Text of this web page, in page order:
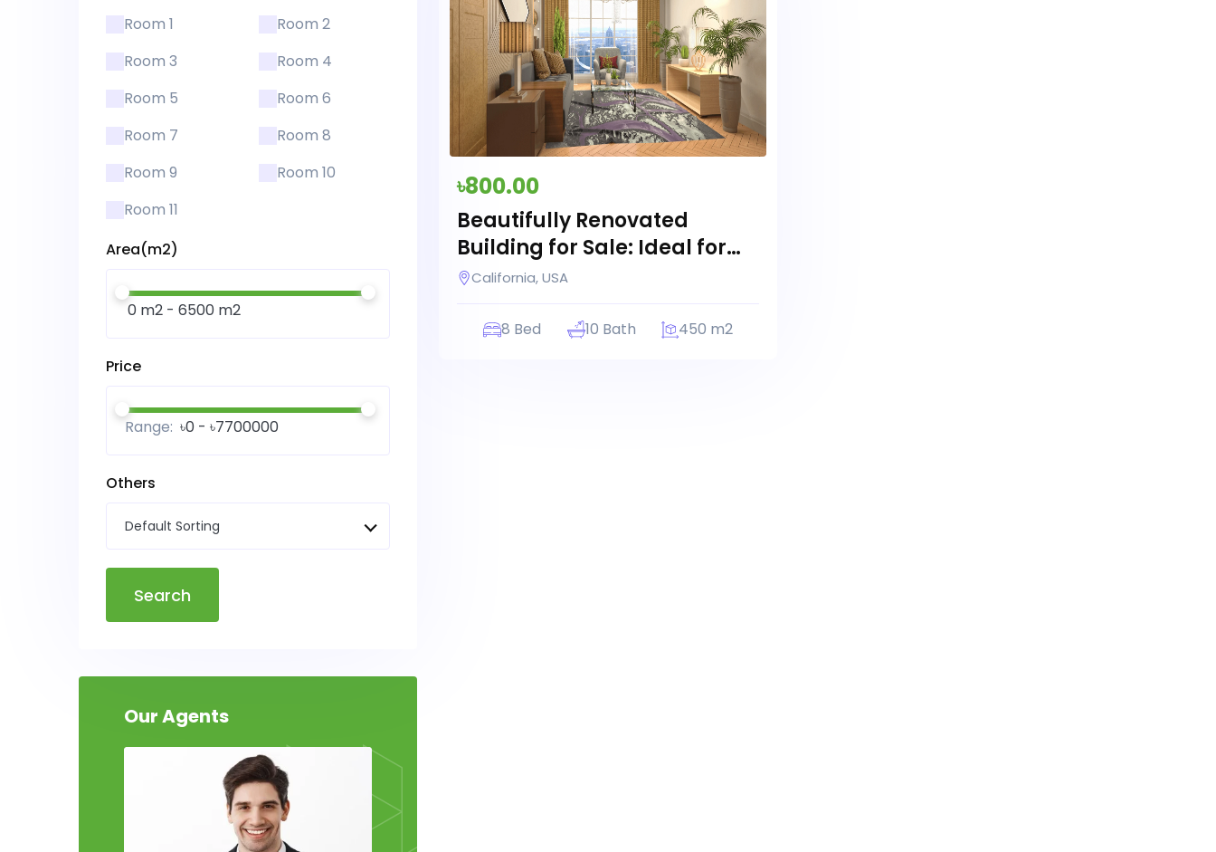
Room 1
Room 2
Room 3
Room 4
Room 5
Room 6
Room 7
Room 8
Room 9
Room 10
Room 11
Area(m2)
Price
Range:
Others
Default Sorting
Search
Our Agents
৳800.00
Beautifully Renovated
Building for Sale: Ideal for
Commercial Use
California, USA
8 Bed 10 Bath 450 m2